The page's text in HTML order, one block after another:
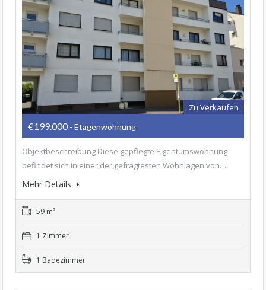
Zu Verkaufen
€199.000 - Etagenwohnung
Objektbeschreibung Diese gepflegte Eigentumswohnung
befindet sich in einer der gefragtesten Wohnlagen von…
Mehr Details
59 m²
1 Zimmer
1 Badezimmer